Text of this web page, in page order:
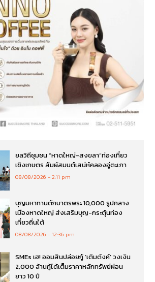
ยลวิถีชุมชน “หาดใหญ่-สงขลา”ท่องเที่ยว
เชิงเกษตร สัมผัสมนต์เสน่ห์คลองอู่ตะเภา
08/08/2026 2:11 pm
บุญมหาทานตักบาตรพระ 10,000 รูปกลาง
เมืองหาดใหญ่ ส่งเสริมบุญ-กระตุ้นท่อง
เที่ยวถิ่นใต้
08/08/2026 12:36 pm
SMEs เฮ! ออมสินปล่อยกู้ ‘เติมตังค์’ วงเงิน
2,000 ล้านกู้ได้เต็มราคาหลักทรัพย์ผ่อน
ยาว 10 ปี